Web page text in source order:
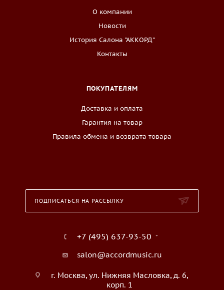
О компании
Новости
История Салона "АККОРД"
Контакты
ПОКУПАТЕЛЯМ
Доставка и оплата
Гарантия на товар
Правила обмена и возврата товара
ПОДПИСАТЬСЯ НА РАССЫЛКУ
+7 (495) 637-93-50
salon@accordmusic.ru
г. Москва, ул. Нижняя Масловка, д. 6,
корп. 1